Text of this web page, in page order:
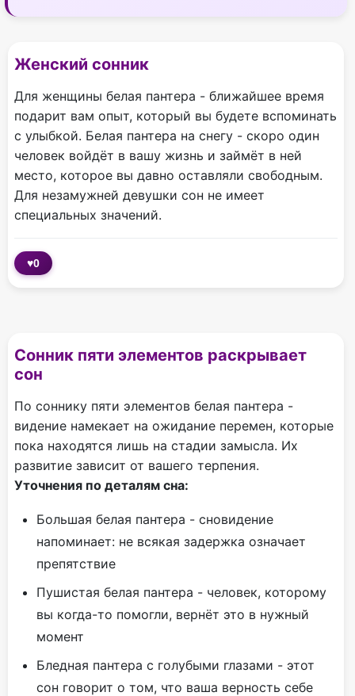
Женский сонник
Для женщины белая пантера - ближайшее время
подарит вам опыт, который вы будете вспоминать
с улыбкой. Белая пантера на снегу - скоро один
человек войдёт в вашу жизнь и займёт в ней
место, которое вы давно оставляли свободным.
Для незамужней девушки сон не имеет
специальных значений.
♥0
Сонник пяти элементов раскрывает
сон
По соннику пяти элементов белая пантера -
видение намекает на ожидание перемен, которые
пока находятся лишь на стадии замысла. Их
развитие зависит от вашего терпения.
Уточнения по деталям сна:
Большая белая пантера - сновидение
напоминает: не всякая задержка означает
препятствие
Пушистая белая пантера - человек, которому
вы когда-то помогли, вернёт это в нужный
момент
Бледная пантера с голубыми глазами - этот
сон говорит о том, что ваша верность себе